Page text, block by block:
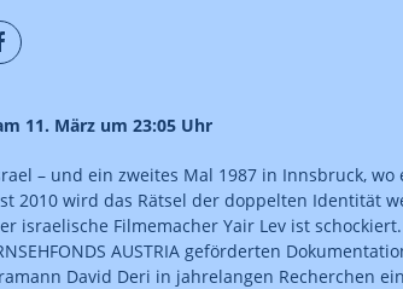
11. März um 23:05 Uhr
– und ein zweites Mal 1987 in Innsbruck,
2010 wird das Rätsel der doppelten Identität
israelische Filmemacher Yair Lev ist
AUSTRIA geförderten
David Deri in jahrelangen Recherchen